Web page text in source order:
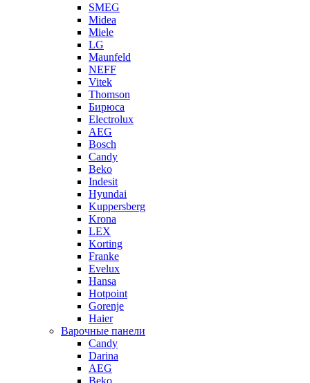
SMEG
Midea
Miele
LG
Maunfeld
NEFF
Vitek
Thomson
Бирюса
Electrolux
AEG
Bosch
Candy
Beko
Indesit
Hyundai
Kuppersberg
Krona
LEX
Korting
Franke
Evelux
Hansa
Hotpoint
Gorenje
Haier
Варочные панели
Candy
Darina
AEG